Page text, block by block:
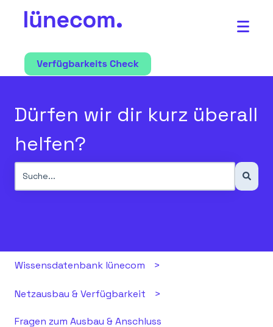
Dürfen wir dir kurz überall
helfen?
Wissensdatenbank lünecom
Netzausbau & Verfügbarkeit
Fragen zum Ausbau & Anschluss